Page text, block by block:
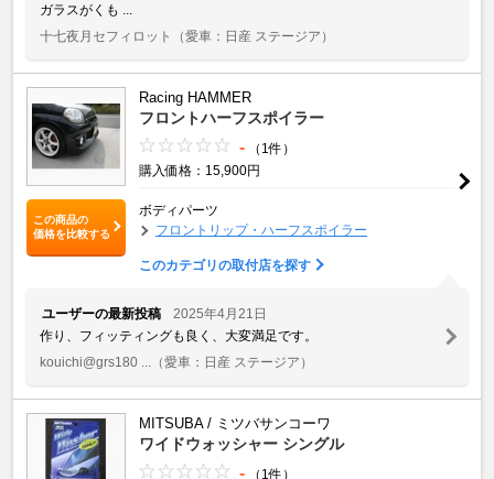
ガラスがくも ...
十七夜月セフィロット
（愛車：日産 ステージア）
この商品の
価格を比較する
Racing HAMMER
フロントハーフスポイラー
-
（1件）
購入価格：15,900円
ボディパーツ
フロントリップ・ハーフスポイラー
このカテゴリの取付店を探す
ユーザーの最新投稿
2025年4月21日
作り、フィッティングも良く、大変満足です。
kouichi@grs180 ...
（愛車：日産 ステージア）
MITSUBA / ミツバサンコーワ
ワイドウォッシャー シングル
- （1件）